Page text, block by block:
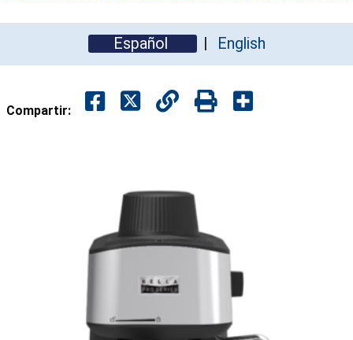
Español English
Compartir: